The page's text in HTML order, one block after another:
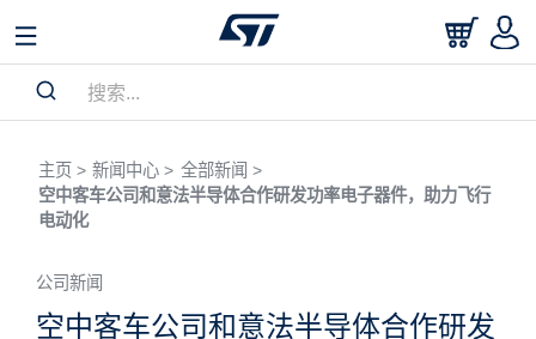
主页 > 新闻中心 > 全部新闻 >
空中客车公司和意法半导体合作研发功率电子器件，助力飞行
电动化
公司新闻
空中客车公司和意法半导体合作研发